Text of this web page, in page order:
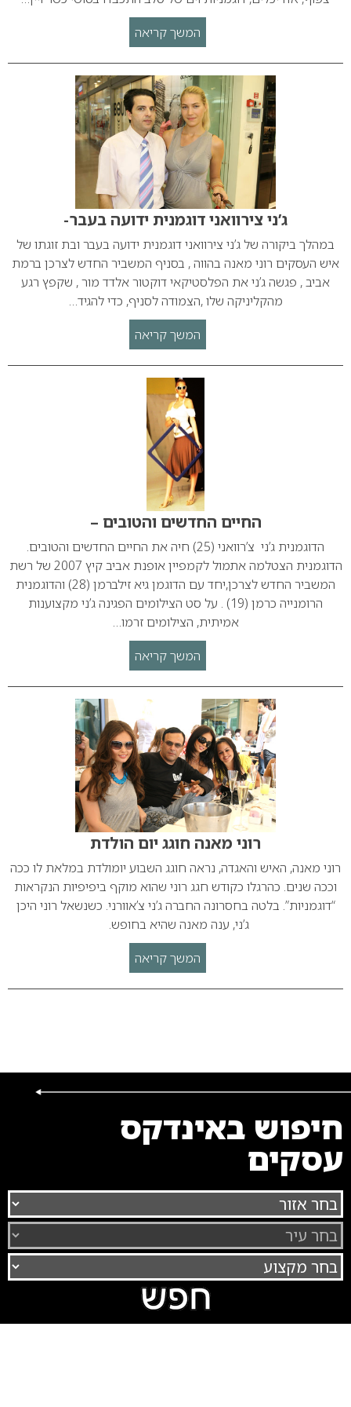
המשך קריאה
ג’ני צירוואני דוגמנית ידועה בעבר-
במהלך ביקורה של ג’ני צירוואני דוגמנית ידועה בעבר ובת זוגתו של
איש העסקים רוני מאנה בהווה , בסניף המשביר החדש לצרכן ברמת
אביב , פגשה ג’ני את הפלסטיקאי דוקטור אלדד מור , שקפץ רגע
מהקליניקה שלו ,הצמודה לסניף, כדי להגיד…
המשך קריאה
החיים החדשים והטובים –
הדוגמנית ג’ני צ’רוואני (25) חיה את החיים החדשים והטובים.
הדוגמנית הצטלמה אתמול לקמפיין אופנת אביב קיץ 2007 של רשת
המשביר החדש לצרכן,יחד עם הדוגמן גיא זילברמן (28) והדוגמנית
הרומנייה כרמן (19) . על סט הצילומים הפגינה ג’ני מקצוענות
אמיתית, הצילומים זרמו…
המשך קריאה
רוני מאנה חוגג יום הולדת
רוני מאנה, האיש והאגדה, נראה חוגג השבוע יומולדת במלאת לו ככה
וככה שנים. כהרגלו כקודש חגג רוני שהוא מוקף ביפיפיות הנקראות
“דוגמניות”. בלטה בחסרונה החברה ג’ני צ’אוורני. כשנשאל רוני היכן
ג’ני, ענה מאנה שהיא בחופש.
המשך קריאה
חיפוש באינדקס
עסקים